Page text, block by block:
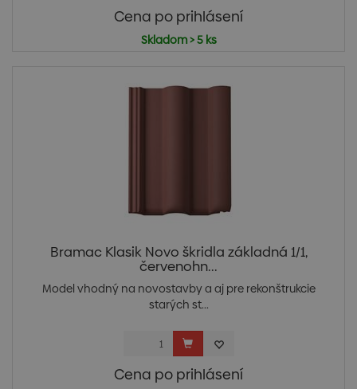
Cena po prihlásení
Skladom > 5 ks
Bramac Klasik Novo škridla základná 1/1,
červenohn...
Model vhodný na novostavby a aj pre rekonštrukcie
starých st...
Cena po prihlásení